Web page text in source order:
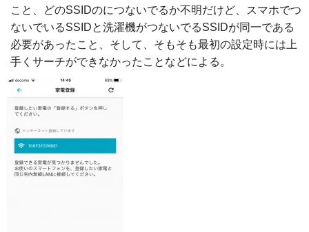
こと、どのSSIDのにつないでるか不明だけど、スマホでつ
ないでいるSSIDと洗濯機がつないでるSSIDが同一である
必要があったこと、そして、そもそも最初の設定時には上
手くサーチができなかったことなどによる。